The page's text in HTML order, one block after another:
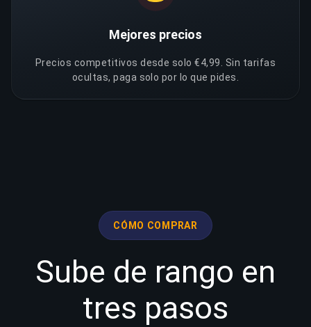
Mejores precios
Precios competitivos desde solo €4,99. Sin tarifas
ocultas, paga solo por lo que pides.
CÓMO COMPRAR
Sube de rango en
tres pasos